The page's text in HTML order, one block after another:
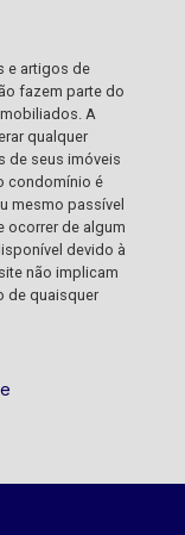
e artigos de
fazem parte do
A
qualquer
de seus imóveis
condomínio é
mesmo passível
ocorrer de algum
devido à
não implicam
de quaisquer